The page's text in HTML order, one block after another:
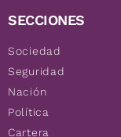
SECCIONES
Sociedad
Seguridad
Nación
Política
Cartera